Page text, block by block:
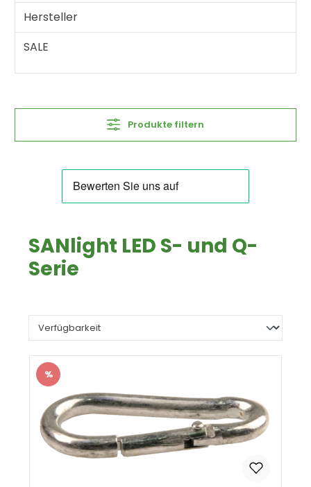
Hersteller
SALE
Produkte filtern
SANlight LED S- und Q-
Serie
Rabatt
%